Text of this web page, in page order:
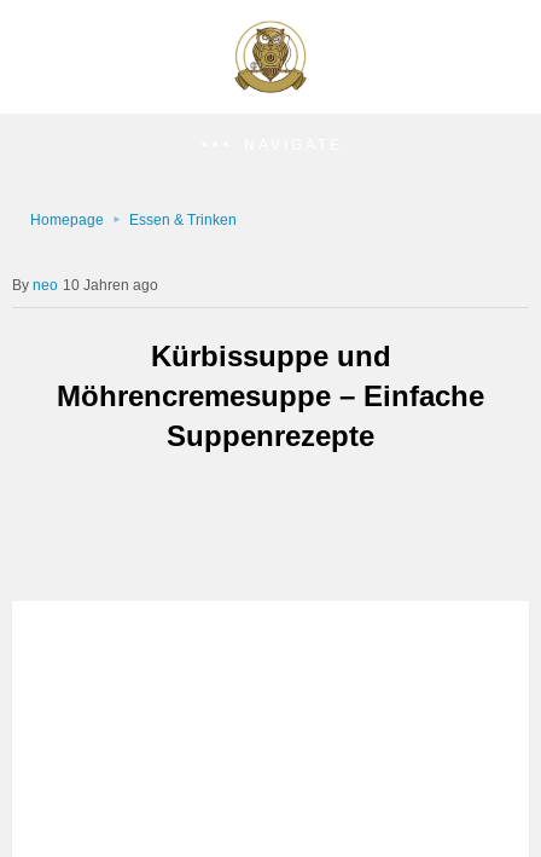
Homepage Essen & Trinken
neo 10 Jahren ago
Kürbissuppe und
Möhrencremesuppe – Einfache
Suppenrezepte